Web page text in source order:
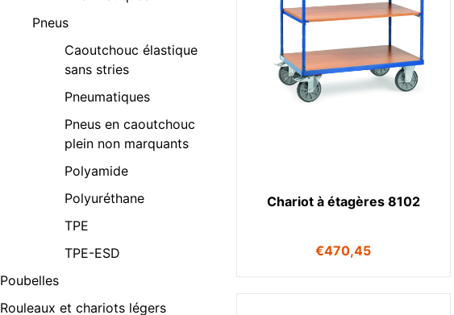
Pneus
Caoutchouc élastique
sans stries
Pneumatiques
Pneus en caoutchouc
plein non marquants
Polyamide
Polyuréthane
TPE
TPE-ESD
Poubelles
Rouleaux et chariots légers
Chariot à étagères 8102
€470,45